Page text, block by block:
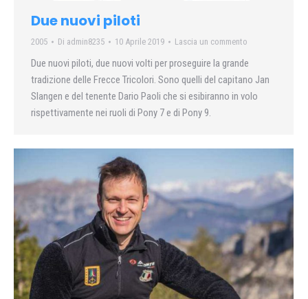
Due nuovi piloti
2005 Di admin8235 10 Aprile 2019 Lascia un commento
Due nuovi piloti, due nuovi volti per proseguire la grande
tradizione delle Frecce Tricolori. Sono quelli del capitano Jan
Slangen e del tenente Dario Paoli che si esibiranno in volo
rispettivamente nei ruoli di Pony 7 e di Pony 9.